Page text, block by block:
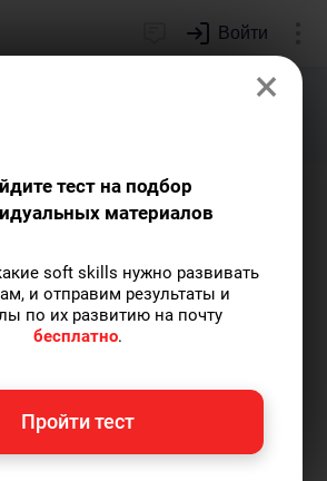
Войти
план
от
при чтении?
— главред-популяризатор
знаний с опытом более 12 лет,
путешественник.Пишу
×
тест на подбор
материалов
soft skills нужно развивать
и отправим результаты и
по их развитию на почту
бесплатно.
Пройти тест